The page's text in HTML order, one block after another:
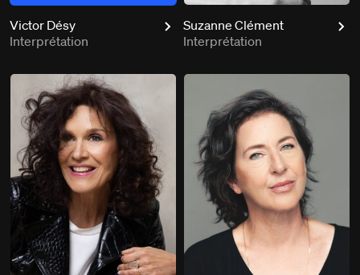
Victor Désy
Interprétation
Suzanne Clément
Interprétation